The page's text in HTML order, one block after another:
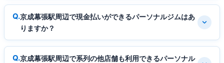
京成幕張駅周辺で現金払いができるパーソナルジムはあ
りますか？
京成幕張駅周辺で系列の他店舗も利用できるパーソナル